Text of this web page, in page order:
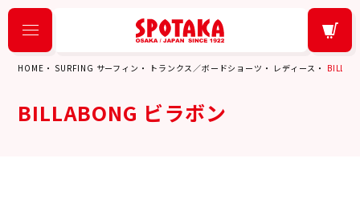
HOME SURFING サーフィン トランクス／ボードショーツ レディース
BILLABONG ビラボン